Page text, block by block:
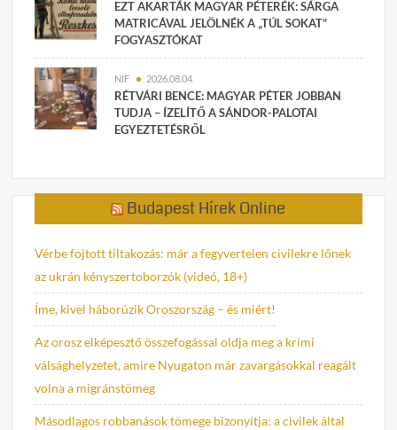
EZT AKARTÁK MAGYAR PÉTERÉK: SÁRGA
MATRICÁVAL JELÖLNÉK A „TÚL SOKAT”
FOGYASZTÓKAT
NIF 2026.08.04.
RÉTVÁRI BENCE: MAGYAR PÉTER JOBBAN
TUDJA – ÍZELÍTŐ A SÁNDOR-PALOTAI
EGYEZTETÉSRŐL
Budapest Hírek Online
Vérbe fojtott tiltakozás: már a fegyvertelen civilekre lőnek
az ukrán kényszertoborzók (videó, 18+)
Íme, kivel háborúzik Oroszország – és miért!
Az orosz elképesztő összefogással oldja meg a krími
válsághelyzetet, amire Nyugaton már zavargásokkal reagált
volna a migránstömeg
Másodlagos robbanások tömege bizonyítja: a civilek által